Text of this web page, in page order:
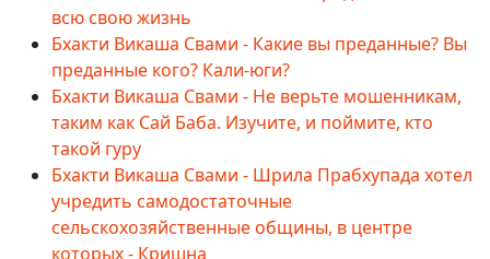
всю свою жизнь
Бхакти Викаша Свами - Какие вы преданные? Вы
преданные кого? Кали-юги?
Бхакти Викаша Свами - Не верьте мошенникам,
таким как Сай Баба. Изучите, и поймите, кто
такой гуру
Бхакти Викаша Свами - Шрила Прабхупада хотел
учредить самодостаточные
сельскохозяйственные общины, в центре
которых - Кришна